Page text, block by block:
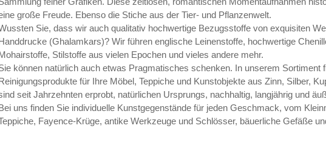
große Freude. Ebenso die Stiche aus der Tier- und Pflanzenwelt.
Sie, dass wir auch qualitativ hochwertige Bezugsstoffe von exquisiten
(Ghalamkars)? Wir führen englische Leinenstoffe, hochwertige
Stilstoffe aus vielen Epochen und vieles andere mehr.
können natürlich auch etwas Pragmatisches schenken. In unserem Sortiment
für Ihre Möbel, Teppiche und Kunstobjekte aus Zinn, Silber,
seit Jahrzehnten erprobt, natürlichen Ursprungs, nachhaltig, langjährig und
uns finden Sie individuelle Kunstgegenstände für jeden Geschmack, vom
Fayence-Krüge, antike Werkzeuge und Schlösser, bäuerliche Gefäße